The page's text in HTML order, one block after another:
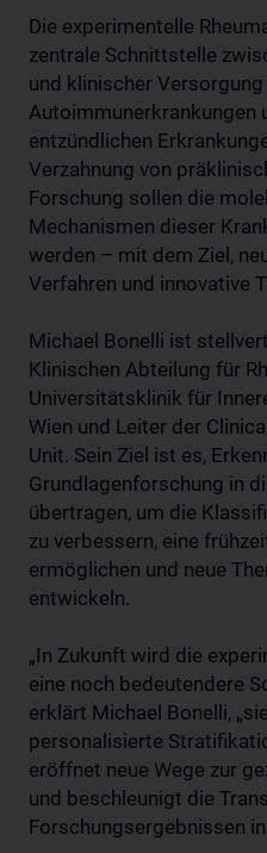
Die experimentelle
zentrale Schnittstelle
und klinischer
Autoimmunerkrankungen
entzündlichen
Verzahnung von
Forschung sollen die
Mechanismen dieser
werden – mit dem Ziel,
Verfahren und innovative
Michael Bonelli ist
Klinischen Abteilung für
Universitätsklinik für
Wien und Leiter der
Unit. Sein Ziel ist es,
Grundlagenforschung in
übertragen, um die
zu verbessern, eine
ermöglichen und neue
entwickeln.
„In Zukunft wird die
eine noch bedeutendere
erklärt Michael Bonelli,
personalisierte
eröffnet neue Wege zur
und beschleunigt die
Forschungsergebnissen